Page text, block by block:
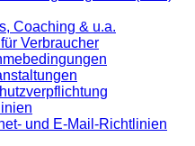
Coaching & u.a.
Verbraucher
und E-Mail-Richtlinien